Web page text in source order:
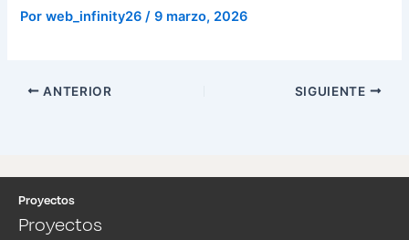
Porweb_infinity26/9 marzo, 2026
ANTERIOR SIGUIENTE
Proyectos
Proyectos